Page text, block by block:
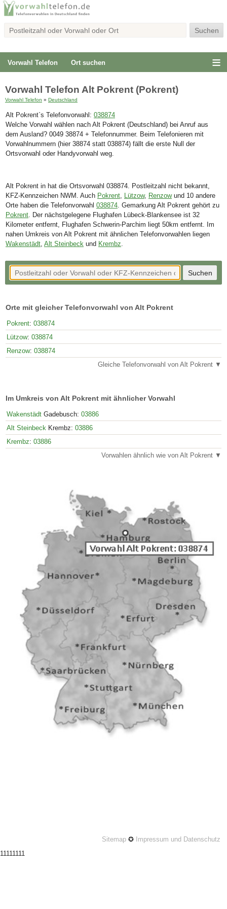
Vorwahl Telefon Ort suchen
Vorwahl Telefon Alt Pokrent (Pokrent)
Vorwahl Telefon » Deutschland
Alt Pokrent`s Telefonvorwahl: 038874
Welche Vorwahl wählen nach Alt Pokrent (Deutschland) bei Anruf aus
dem Ausland? 0049 38874 + Telefonnummer. Beim Telefonieren mit
Vorwahlnummern (hier 38874 statt 038874) fällt die erste Null der
Ortsvorwahl oder Handyvorwahl weg.
Alt Pokrent in hat die Ortsvorwahl 038874. Postleitzahl nicht bekannt,
KFZ-Kennzeichen NWM. Auch Pokrent, Lützow, Renzowund 10 andere
Orte haben die Telefonvorwahl 038874. Gemarkung Alt Pokrent gehört zu
Pokrent. Der nächstgelegene Flughafen Lübeck-Blankensee ist 32
Kilometer entfernt, Flughafen Schwerin-Parchim liegt 50km entfernt. Im
nahen Umkreis von Alt Pokrent mit ähnlichen Telefonvorwahlen liegen
Wakenstädt, Alt Steinbeck und Krembz.
Orte mit gleicher Telefonvorwahl von Alt Pokrent
Pokrent: 038874
Lützow: 038874
Renzow: 038874
Gleiche Telefonvorwahl von Alt Pokrent ▼
Im Umkreis von Alt Pokrent mit ähnlicher Vorwahl
Wakenstädt Gadebusch: 03886
Alt Steinbeck Krembz: 03886
Krembz: 03886
Vorwahlen ähnlich wie von Alt Pokrent ▼
Sitemap ✪ Impressum und Datenschutz
11111111